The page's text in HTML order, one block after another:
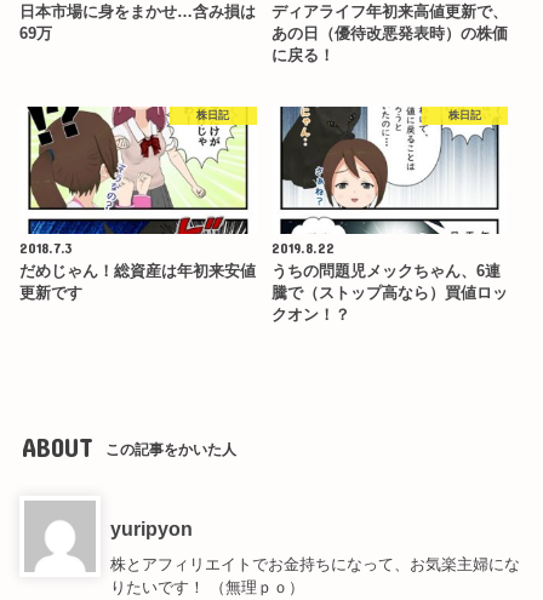
日本市場に身をまかせ…含み損は
69万
ディアライフ年初来高値更新で、
あの日（優待改悪発表時）の株価
に戻る！
株日記
2018.7.3
だめじゃん！総資産は年初来安値
更新です
株日記
2019.8.22
うちの問題児メックちゃん、6連
騰で（ストップ高なら）買値ロッ
クオン！？
ABOUT この記事をかいた人
yuripyon
株とアフィリエイトでお金持ちになって、お気楽主婦にな
りたいです！ （無理ｐｏ）